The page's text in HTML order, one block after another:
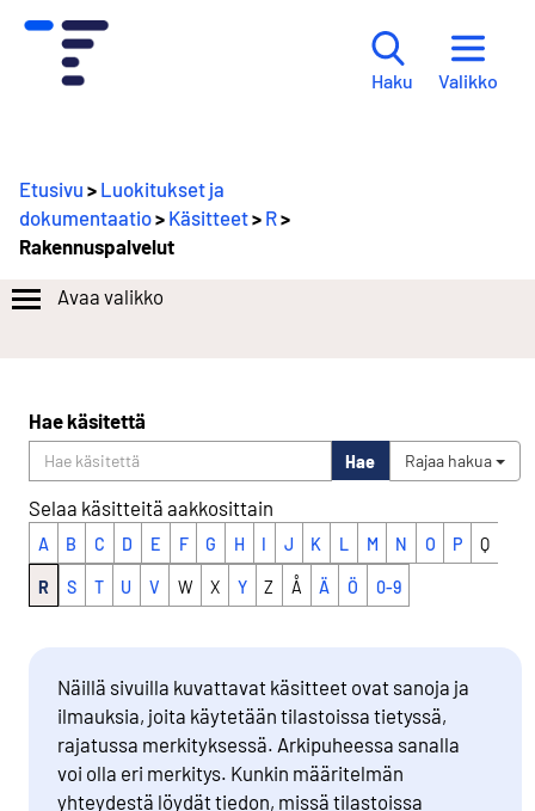
Haku Valikko
Etusivu > Luokitukset ja
dokumentaatio> Käsitteet> R>
Rakennuspalvelut
Avaa valikko
Hae käsitettä
Hae Rajaa hakua
Selaa käsitteitä aakkosittain
A B C D E F G H I J K L M N O P Q
R S T U V W X Y Z Å Ä Ö 0-9
Näillä sivuilla kuvattavat käsitteet ovat sanoja ja
ilmauksia, joita käytetään tilastoissa tietyssä,
rajatussa merkityksessä. Arkipuheessa sanalla
voi olla eri merkitys. Kunkin määritelmän
yhteydestä löydät tiedon, missä tilastoissa